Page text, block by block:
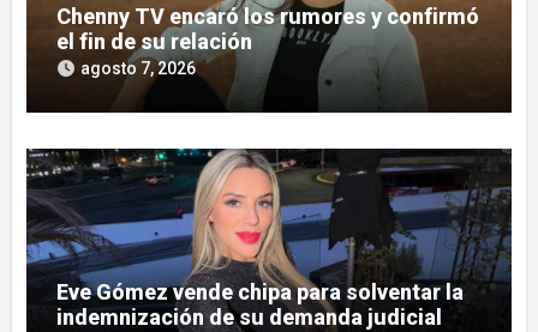
Chenny TV encaró los rumores y confirmó
el fin de su relación
agosto 7, 2026
Eve Gómez vende chipa para solventar la
indemnización de su demanda judicial